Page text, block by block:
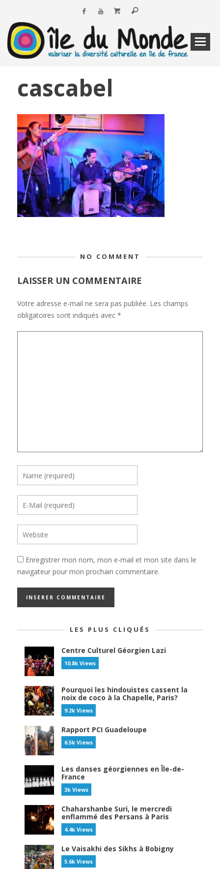
cascabel
NO COMMENT
LAISSER UN COMMENTAIRE
Votre adresse e-mail ne sera pas publiée. Les champs
obligatoires sont indiqués avec *
Enregistrer mon nom, mon e-mail et mon site dans le
navigateur pour mon prochain commentaire.
LES PLUS CLIQUÉS
Centre Culturel Géorgien Lazi
10.8k Views
Pourquoi les hindouistes cassent la
noix de coco à la Chapelle, Paris?
9.2k Views
Rapport PCI Guadeloupe
6.5k Views
Les danses géorgiennes en Île-de-
France
3k Views
Chaharshanbe Suri, le mercredi
enflammé des Persans à Paris
4.4k Views
Le Vaisakhi des Sikhs à Bobigny
5.6k Views